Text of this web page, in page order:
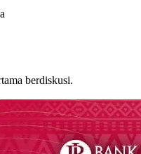
berdiskusi.